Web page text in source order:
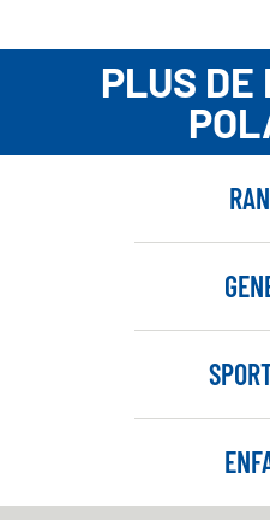
PLUS DE